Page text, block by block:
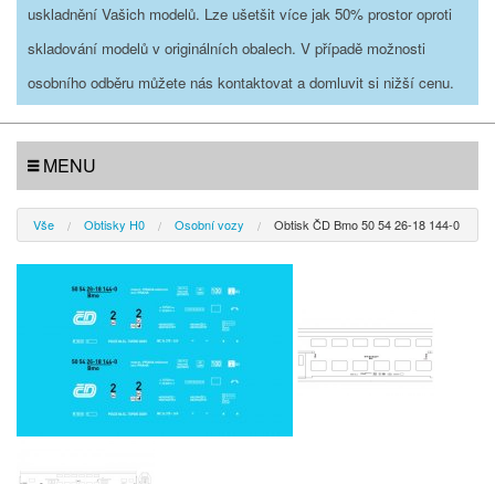
uskladnění Vašich modelů. Lze ušetšit více jak 50% prostor oproti
skladování modelů v originálních obalech. V případě možnosti
osobního odběru můžete nás kontaktovat a domluvit si nižší cenu.
MENU
Vše Obtisky H0 Osobní vozy Obtisk ČD Bmo 50 54 26-18 144-0